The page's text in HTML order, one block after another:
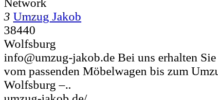
3 Umzug Jakob
38440
Wolfsburg
info@umzug-jakob.de Bei uns erhalten
vom passenden Möbelwagen bis zum
Wolfsburg –..